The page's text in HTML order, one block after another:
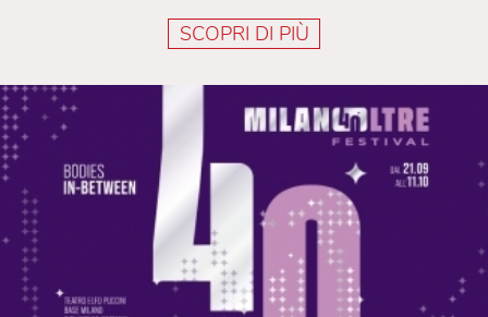
SCOPRI DI PIÙ